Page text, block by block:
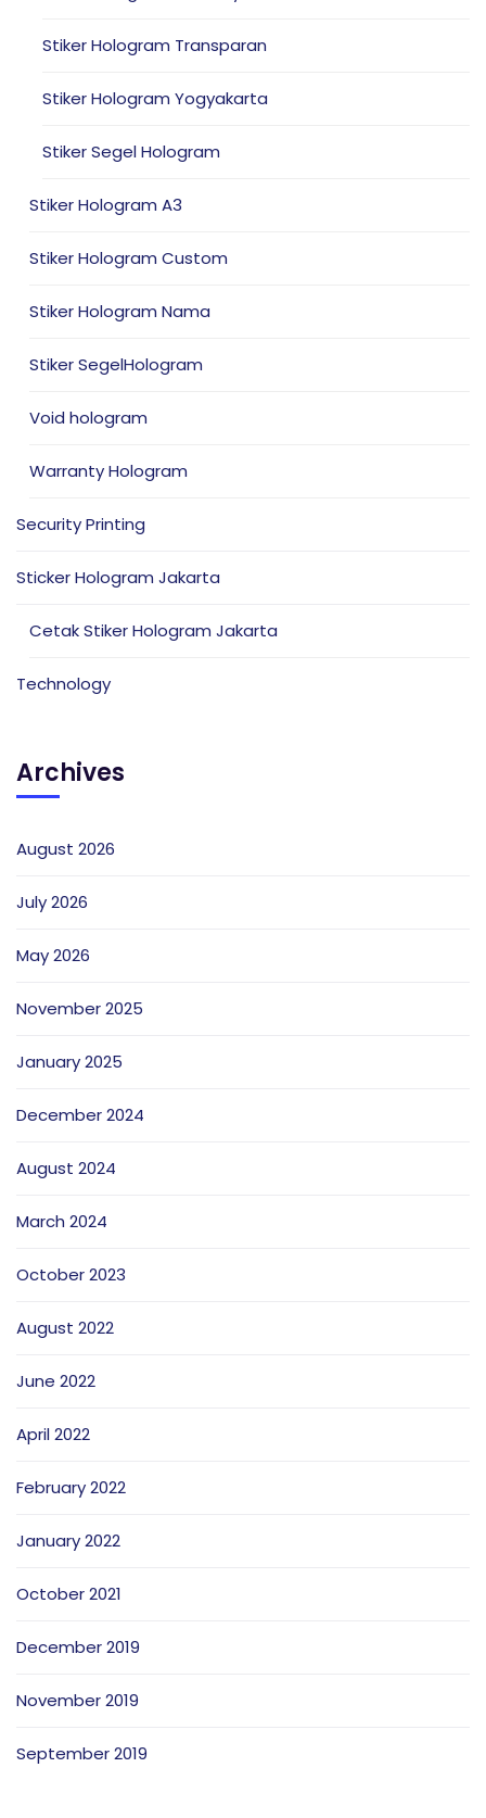
Stiker Hologram Transparan
Stiker Hologram Yogyakarta
Stiker Segel Hologram
Stiker Hologram A3
Stiker Hologram Custom
Stiker Hologram Nama
Stiker SegelHologram
Void hologram
Warranty Hologram
Security Printing
Sticker Hologram Jakarta
Cetak Stiker Hologram Jakarta
Technology
Archives
August 2026
July 2026
May 2026
November 2025
January 2025
December 2024
August 2024
March 2024
October 2023
August 2022
June 2022
April 2022
February 2022
January 2022
October 2021
December 2019
November 2019
September 2019